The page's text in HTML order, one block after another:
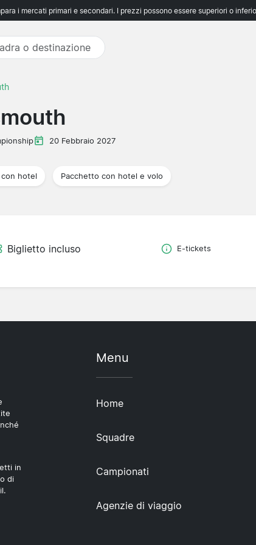
i mercati primari e secondari. I prezzi possono essere superiori o
20 Febbraio 2027
hotel Pacchetto con hotel e volo
Biglietto incluso E-tickets
in
di
Menu
Home
Squadre
Campionati
Agenzie di viaggio